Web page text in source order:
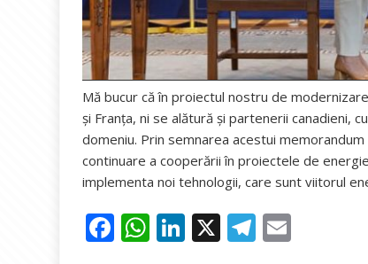
Mă bucur că în proiectul nostru de
și Franța, ni se alătură și partenerii canadieni,
domeniu. Prin semnarea acestui
continuare a cooperării în proiectele de
implementa noi tehnologii, care sunt viitorul
F W Li X T